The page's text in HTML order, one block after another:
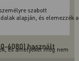
szabott
alapján, és elemezzék a
és amelyeket még nem
6080) használt